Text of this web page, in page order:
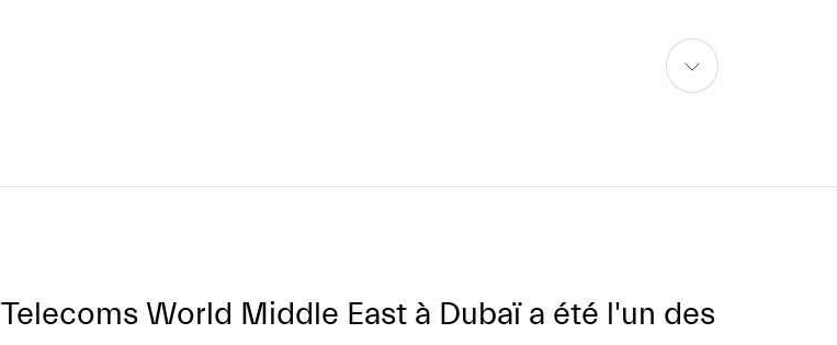
Telecoms World Middle East à Dubaï a été l'un des